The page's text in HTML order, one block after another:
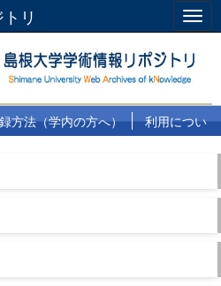
リ
方法（学内の方へ）
利用につい